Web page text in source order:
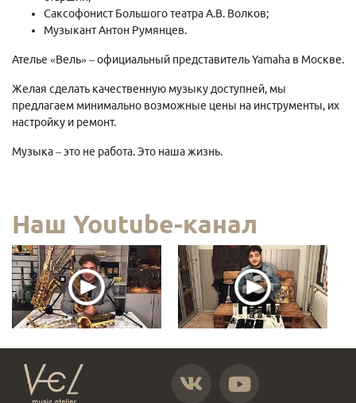
Саксофонист Большого театра А.В. Волков;
Музыкант Антон Румянцев.
Ателье «Вель» – официальный представитель Yamaha в Москве.
Желая сделать качественную музыку доступней, мы
предлагаем минимально возможные цены на инструменты, их
настройку и ремонт.
Музыка – это не работа. Это наша жизнь.
Наш Youtube-канал